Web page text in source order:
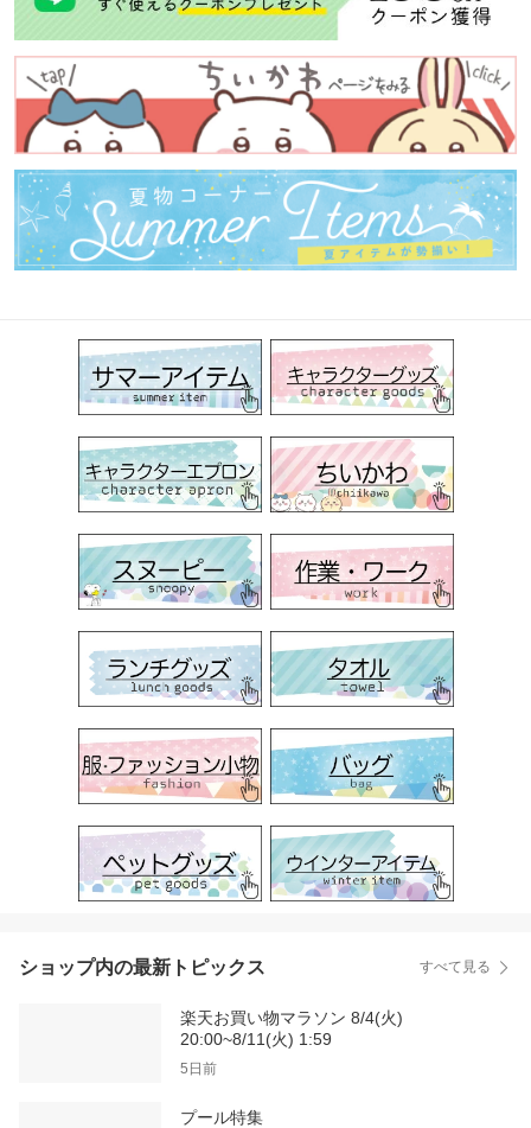
ショップ内の最新トピックス すべて見る
楽天お買い物マラソン 8/4(火)
20:00~8/11(火) 1:59
5日前
プール特集